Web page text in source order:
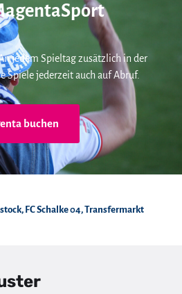
jedem Spieltag zusätzlich in der
Spiele jederzeit auch auf Abruf.
buchen
, FC Schalke 04,Transfermarkt